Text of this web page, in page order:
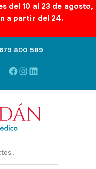
del 10 al 23 de agosto,
a partir del 24.
679 800 589
Facebook
Instagram
LinkedIn